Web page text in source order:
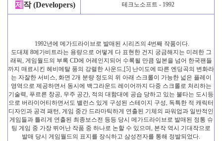
제 작 (Developers) 테크노소프트 - 1992
1992년에 메가드라이브로 발매된 시리즈의 4번째 작품이다.
도대체 8메가비트라는 용량으로 어떻게 다 표현한 건지 궁금해지는 미려한 그
래픽, 게임월드의 부록 CD에 어레인지되어 수록될 만큼 일본을 넘어 한국팬들
까지 매료시킨 헤비메탈 풍의 강렬한 사운드,[5] 난이도에 따른 엔딩곡의 변화라
는 자잘한 서비스, 화면 2개 분량 정도의 위 아래 스크롤이 가능한 넓은 플레이
영역으로 제공하면서 동시에 백그라운드 레이어까지 다중 스크롤로 처리하는
기술력, 푸르른 창공, 우주 공간, 적의 대함대에 공습 당하고 있는 불타는 도시등
으로 버라이어티하면서도 밸런스 있게 구성된 스테이지 구성, 독특한 적 캐릭터
디자인과 공격 패턴, 게임 중간 드라마틱하게 연출된 기체의 파워업과 일반적인
게임들과 틀리게 연출된 최종보스전 등등 당시 메가드라이브로 발매된 정통 슈
팅 게임 중 가장 뛰어난 작품 중 하나로 논할 수 있으며, 본작 역시 기대작으로
발매 당시 게임월드의 표지를 장식하고 삼성전자를 통해 정발되었다.